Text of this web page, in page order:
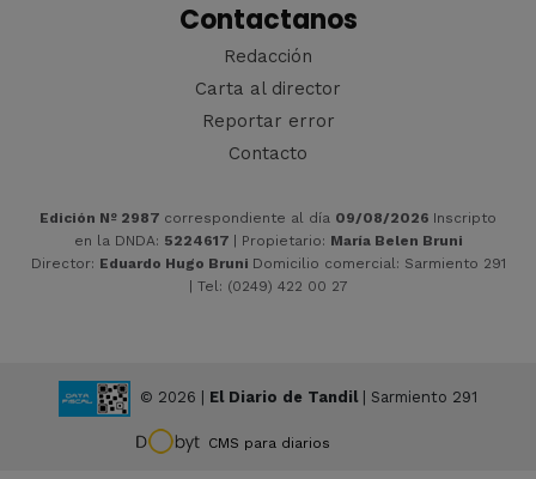
Contactanos
Redacción
Carta al director
Reportar error
Contacto
Edición Nº 2987 correspondiente al día 09/08/2026 Inscripto
en la DNDA: 5224617 | Propietario: María Belen Bruni
Director: Eduardo Hugo Bruni Domicilio comercial: Sarmiento 291
| Tel: (0249) 422 00 27
© 2026 | El Diario de Tandil| Sarmiento 291
CMS para diarios